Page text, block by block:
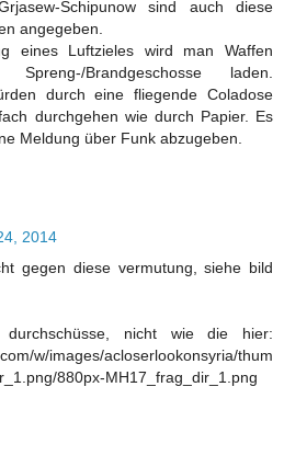
Schipunow sind auch diese
angegeben.
eines Luftzieles wird man Waffen
Brandgeschosse laden.
durch eine fliegende Coladose
durchgehen wie durch Papier. Es
Meldung über Funk abzugeben.
2014
gegen diese vermutung, siehe bild
nicht wie die hier:
w/images/acloserlookonsyria/thum
880px-MH17_frag_dir_1.png